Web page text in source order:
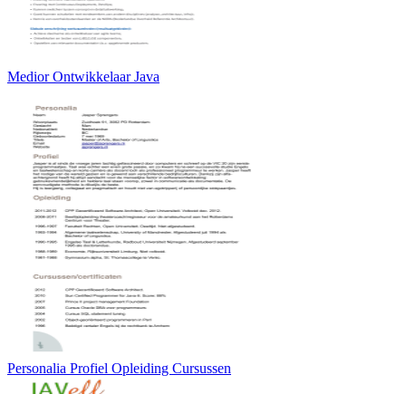
Medior Ontwikkelaar Java
Personalia Profiel Opleiding Cursussen